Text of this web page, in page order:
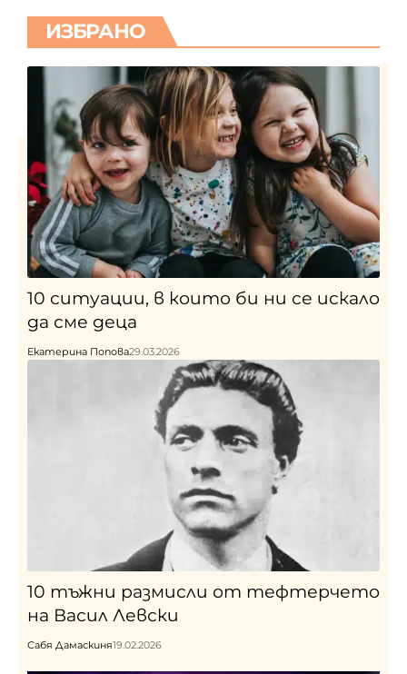
ИЗБРАНО
10 ситуации, в които би ни се искало
да сме деца
Екатерина Попова29.03.2026
10 тъжни размисли от тефтерчето
на Васил Левски
Сабя Дамаскиня19.02.2026